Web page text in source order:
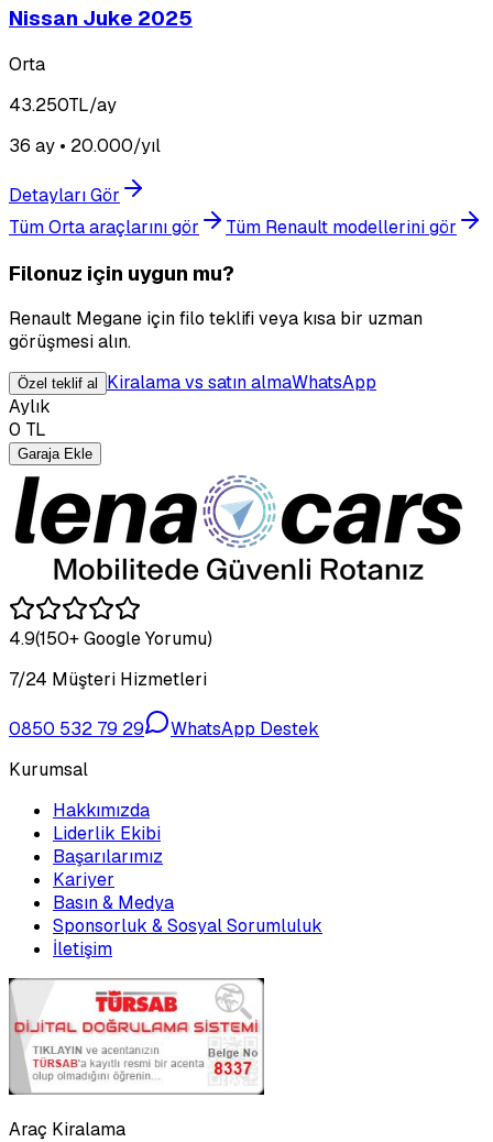
Nissan Juke 2025
Orta
43.250TL/ay
36 ay • 20.000/yıl
Detayları Gör
Tüm Orta araçlarını gör
Tüm Renault modellerini gör
Filonuz için uygun mu?
Renault Megane için filo teklifi veya kısa bir uzman
görüşmesi alın.
Özel teklif al Kiralama vs satın almaWhatsApp
Aylık
0 TL
Garaja Ekle
4.9(150+ Google Yorumu)
7/24 Müşteri Hizmetleri
0850 532 79 29
WhatsApp Destek
Kurumsal
Hakkımızda
Liderlik Ekibi
Başarılarımız
Kariyer
Basın & Medya
Sponsorluk & Sosyal Sorumluluk
İletişim
Araç Kiralama